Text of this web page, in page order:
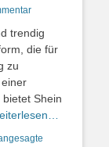
trendig
die für
zu
Shein